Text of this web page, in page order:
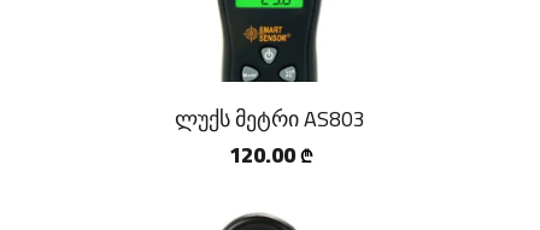
ლუქს მეტრი AS803
120.00 ₾